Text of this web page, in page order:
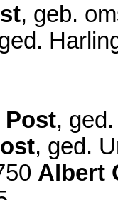
, geb.
Post,
, ged.
Albert